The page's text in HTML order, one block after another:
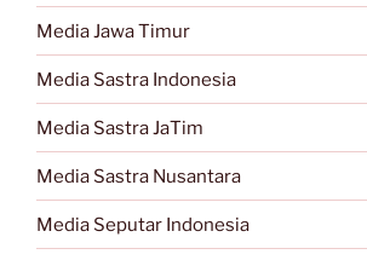
Media Jawa Timur
Media Sastra Indonesia
Media Sastra JaTim
Media Sastra Nusantara
Media Seputar Indonesia